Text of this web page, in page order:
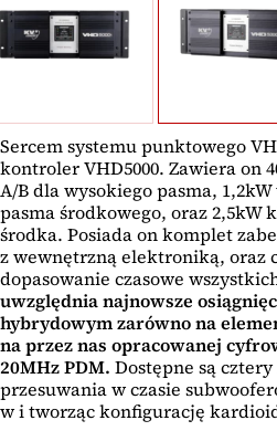
Sercem systemu punktowego
kontroler VHD5000. Zawiera on
A/B dla wysokiego pasma,
pasma środkowego, oraz 2,5kW
środka. Posiada on komplet
z wewnętrzną elektroniką, oraz
dopasowanie czasowe
uwzględnia najnowsze
hybrydowym zarówno na
na przez nas opracowanej
20MHz PDM. Dostępne są
przesuwania w czasie
w i tworząc konfigurację